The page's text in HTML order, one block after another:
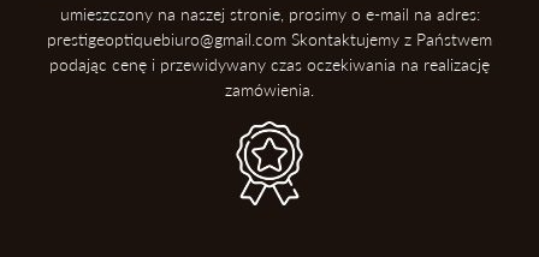
umieszczony na naszej stronie, prosimy o e-mail na adres:
prestigeoptiquebiuro@gmail.com Skontaktujemy z Państwem
podając cenę i przewidywany czas oczekiwania na realizację
zamówienia.